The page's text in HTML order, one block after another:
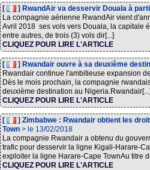
[ ] RwandAir va desservir Douala à
La compagnie aérienne RwandAir vient
Avril 2018 ses vols vers Douala, la capitale
entre autres, de trois (3) vols dir[...]
CLIQUEZ POUR LIRE L'ARTICLE
[ ] Rwandair ouvre à sa deuxième
Rwandair continue l'ambitieuse expansion
Dès le mois prochain, la compagnie
deuxième destination au Nigeria.Rwandair[...]
CLIQUEZ POUR LIRE L'ARTICLE
[
] Zimbabwe : Rwandair obtient les
Town > le 13/02/2018
La compagnie Rwandair a obtenu du
trafic pour desservir la ligne Kigali-Harare-
exploiter la ligne Harare-Cape TownAu titre
CLIQUEZ POUR LIRE L'ARTICLE